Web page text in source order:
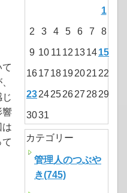
響
は
1
2 3 4 5 6 7 8
9 10 11 12 131415
1617 18192021 22
2324252627 2829
3031
カテゴリー
管理人のつぶや
き(745)